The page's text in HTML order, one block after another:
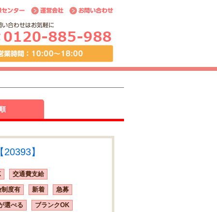
】
交通費支給
度有 新着 急募
選べる ブランクOK